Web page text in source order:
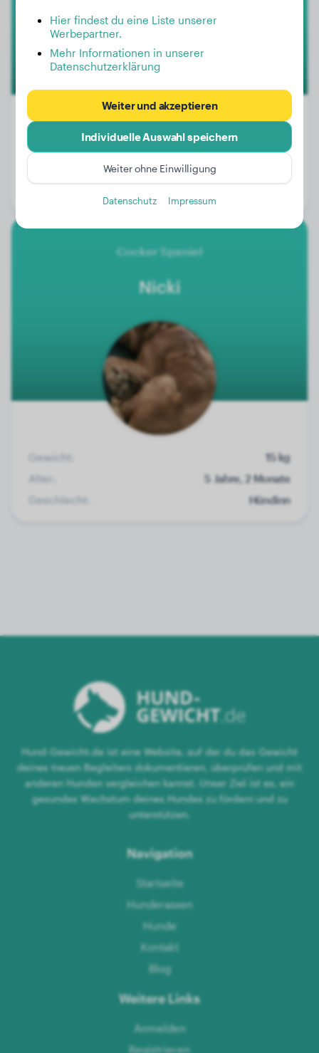
Gewicht:
8 kg
1 Jahr, 10 Monate
Cocker Spaniel
Nicki
Gewicht:
15 kg
Alter:
5 Jahre, 2 Monate
Geschlecht:
Hündinn
Hund-Gewicht.de ist eine Website, auf der du das Gewicht
deines treuen Begleiters dokumentieren, überprüfen und mit
anderen Hunden vergleichen kannst. Unser Ziel ist es, ein
gesundes Wachstum deines Hundes zu fördern und zu
unterstützen.
Navigation
Startseite
Hunderassen
Hunde
Kontakt
Blog
Weitere Links
Anmelden
Registrieren
Hier findest du eine Liste unserer
Werbepartner.
Mehr Informationen in unserer
Datenschutzerklärung
Weiter und akzeptieren
Individuelle Auswahl speichern
Weiter ohne Einwilligung
Datenschutz Impressum